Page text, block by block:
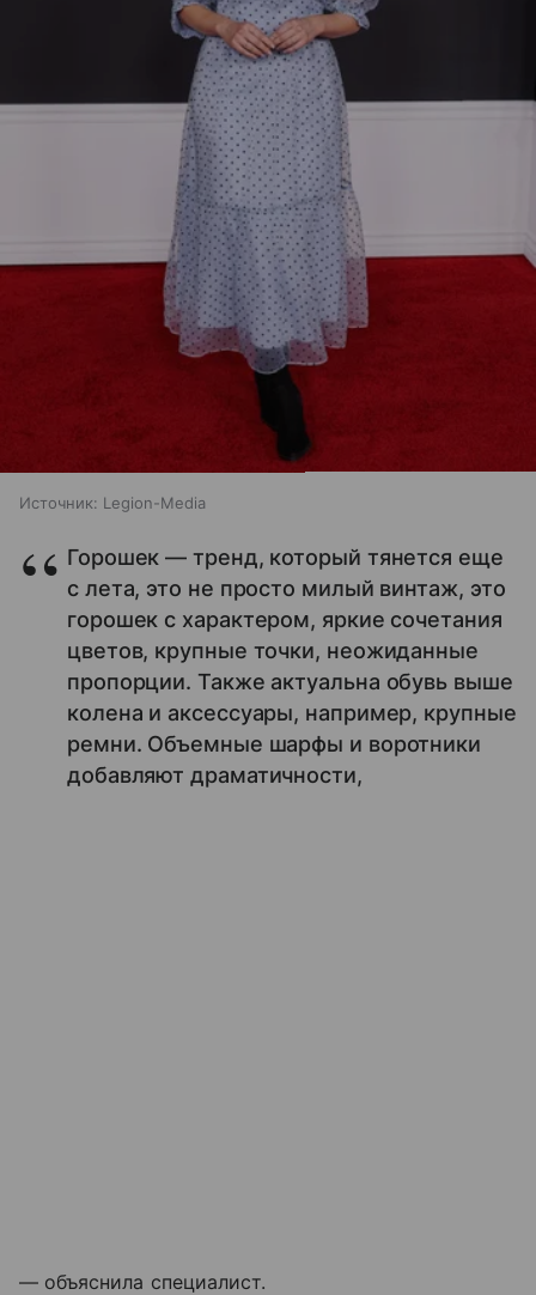
Источник: Legion-Media
Горошек — тренд, который тянется еще
с лета, это не просто милый винтаж, это
горошек с характером, яркие сочетания
цветов, крупные точки, неожиданные
пропорции. Также актуальна обувь выше
колена и аксессуары, например, крупные
ремни. Объемные шарфы и воротники
добавляют драматичности,
— объяснила специалист.